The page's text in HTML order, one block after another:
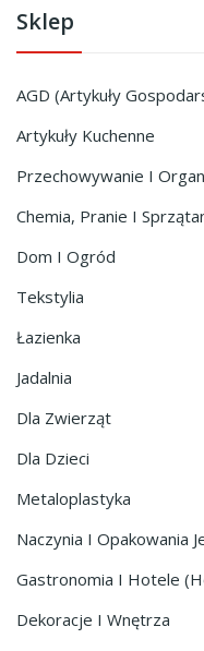
Sklep
AGD (Artykuły
Artykuły Kuchenne
Przechowywanie I
Chemia, Pranie I
Dom I Ogród
Tekstylia
Łazienka
Jadalnia
Dla Zwierząt
Dla Dzieci
Metaloplastyka
Naczynia I Opakowania
Gastronomia I Hotele
Dekoracje I Wnętrza